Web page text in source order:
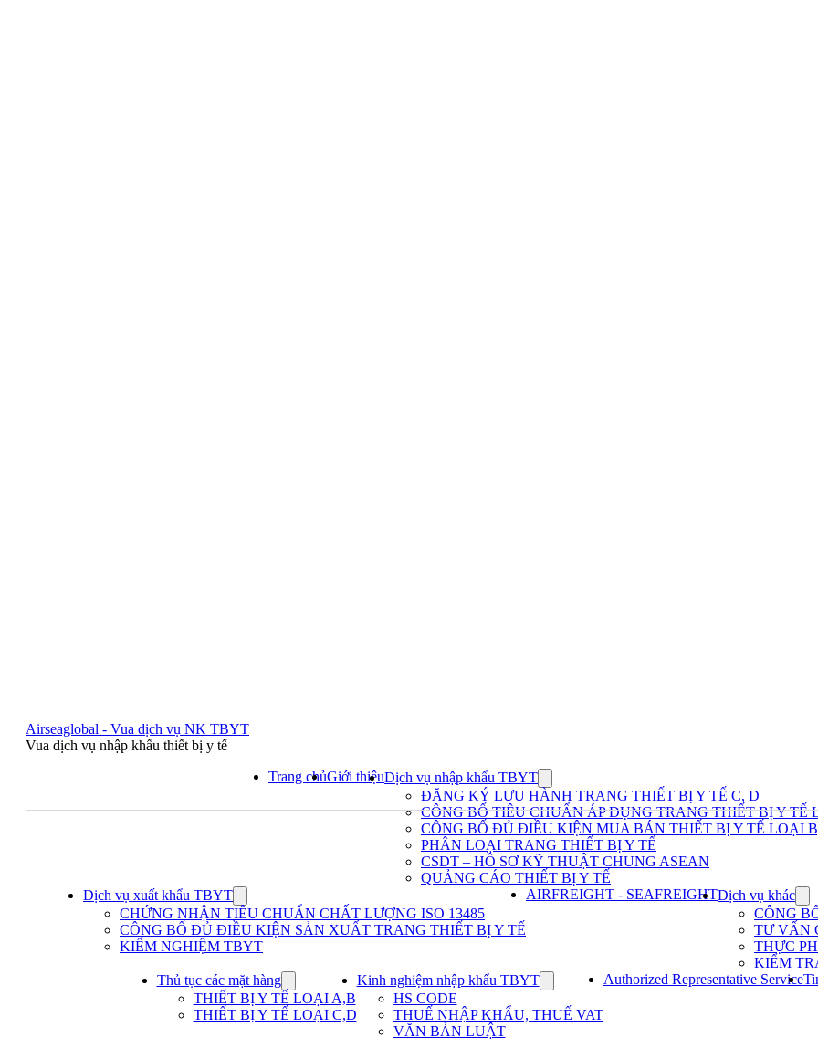
Airseaglobal - Vua dịch vụ NK TBYT
Vua dịch vụ nhập khẩu thiết bị y tế
Trang chủGiới thiệuDịch vụ nhập khẩu TBYT
submenu
for
Dịch
vụ
nhập
khẩu
TBYT
ĐĂNG KÝ LƯU HÀNH TRANG THIẾT BỊ Y TẾ C, D
CÔNG BỐ TIÊU CHUẨN ÁP DỤNG TRANG THIẾT BỊ Y TẾ
CÔNG BỐ ĐỦ ĐIỀU KIỆN MUA BÁN THIẾT BỊ Y TẾ LOẠI
PHÂN LOẠI TRANG THIẾT BỊ Y TẾ
CSDT – HỒ SƠ KỸ THUẬT CHUNG ASEAN
QUẢNG CÁO THIẾT BỊ Y TẾ
Dịch vụ xuất khẩu TBYT
submenu
for
Dịch
vụ
khẩu
TBYT
CHỨNG NHẬN TIÊU CHUẨN CHẤT LƯỢNG ISO 13485
CÔNG BỐ ĐỦ ĐIỀU KIỆN SẢN XUẤT TRANG THIẾT BỊ Y TẾ
KIỂM NGHIỆM TBYT
AIRFREIGHT - SEAFREIGHTDịch vụ khác
for
vụ
CÔNG
TƯ VẤN
THỰC
KIỂM
Thủ tục các mặt hàng
submenu
for
Thủ
THIẾT BỊ Y TẾ LOẠI A,B
THIẾT BỊ Y TẾ LOẠI C,D
Kinh nghiệm nhập khẩu TBYT
submenu
for
Kinh
HS CODE
THUẾ NHẬP KHẨU, THUẾ VAT
VĂN BẢN LUẬT
Authorized Representative Service